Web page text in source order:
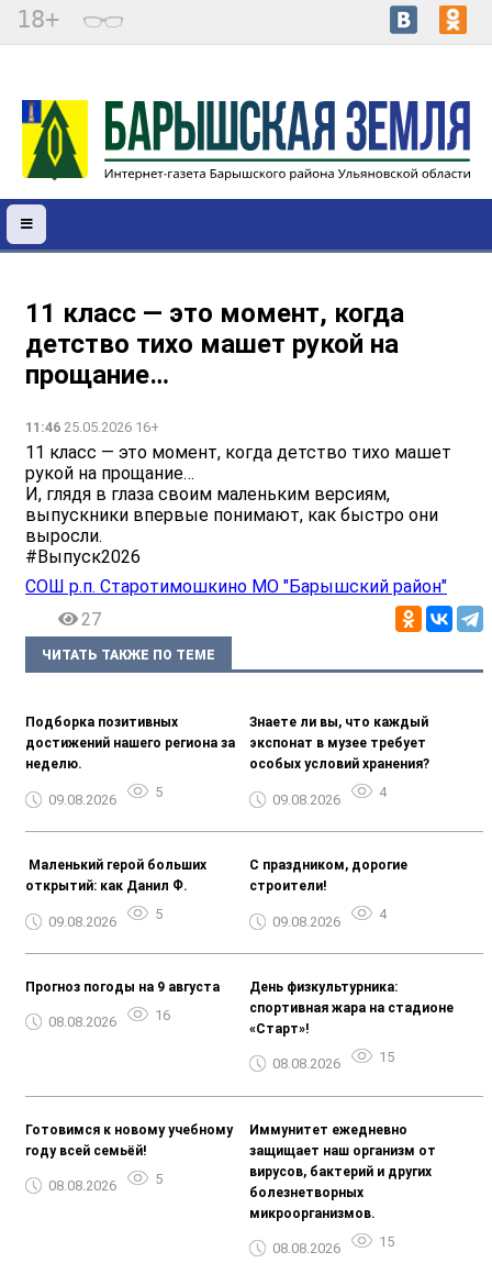
18+
11 класс — это момент, когда
детство тихо машет рукой на
прощание… ️
11:46 25.05.2026 16+
11 класс — это момент, когда детство тихо машет
рукой на прощание… ️
И, глядя в глаза своим маленьким версиям,
выпускники впервые понимают, как быстро они
выросли.
#Выпуск2026
СОШ р.п. Старотимошкино МО "Барышский район"
27
ЧИТАТЬ ТАКЖЕ ПО ТЕМЕ
Подборка позитивных
достижений нашего региона за
неделю.
09.08.2026 5
Знаете ли вы, что каждый
экспонат в музее требует
особых условий хранения?
09.08.2026 4
️ Маленький герой больших
открытий: как Данил Ф.
09.08.2026 5
С праздником, дорогие
строители!
09.08.2026 4
Прогноз погоды на 9 августа
08.08.2026 16
День физкультурника:
спортивная жара на стадионе
«Старт»!
08.08.2026 15
Готовимся к новому учебному
году всей семьёй!
08.08.2026 5
Иммунитет ежедневно
защищает наш организм от
вирусов, бактерий и других
болезнетворных
микроорганизмов.
08.08.2026 15